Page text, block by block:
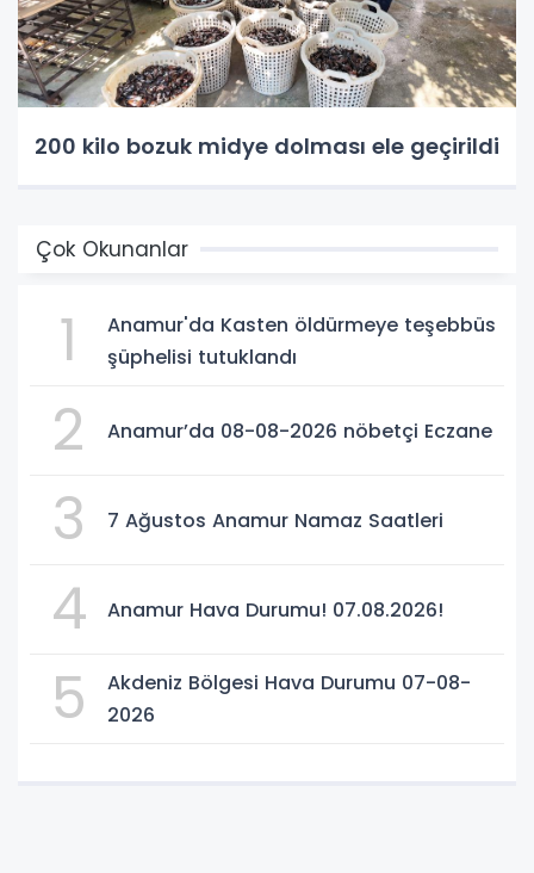
200 kilo bozuk midye dolması ele geçirildi
Çok Okunanlar
1
Anamur'da Kasten öldürmeye teşebbüs
şüphelisi tutuklandı
2 Anamur’da 08-08-2026 nöbetçi Eczane
3 7 Ağustos Anamur Namaz Saatleri
4 Anamur Hava Durumu! 07.08.2026!
5
Akdeniz Bölgesi Hava Durumu 07-08-
2026